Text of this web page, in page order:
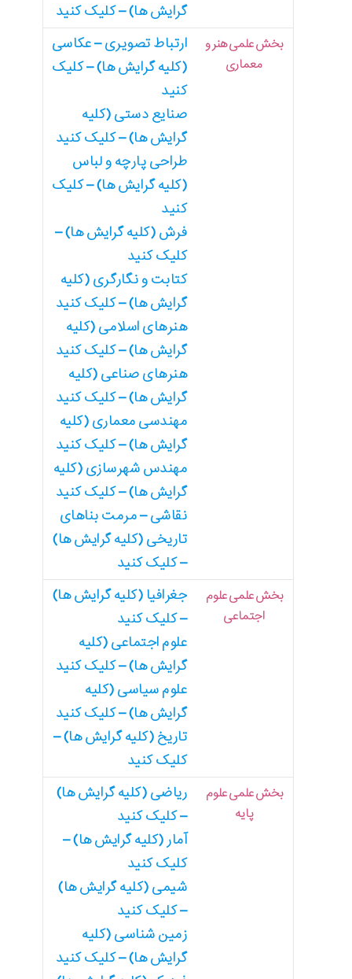
گرایش ها) – کلیک کنید
بخش علمی هنر و
معماری
ارتباط تصویری – عکاسی
(کلیه گرایش ها) – کلیک
کنید
صنایع دستی (کلیه
گرایش ها) – کلیک کنید
طراحی پارچه و لباس
(کلیه گرایش ها) – کلیک
کنید
فرش (کلیه گرایش ها) –
کلیک کنید
کتابت و نگارگری (کلیه
گرایش ها) – کلیک کنید
هنرهای اسلامی (کلیه
گرایش ها) – کلیک کنید
هنرهای صناعی (کلیه
گرایش ها) – کلیک کنید
مهندسی معماری (کلیه
گرایش ها) – کلیک کنید
مهندس شهرسازی (کلیه
گرایش ها) – کلیک کنید
نقاشی – مرمت بناهای
تاریخی (کلیه گرایش ها)
– کلیک کنید
بخش علمی علوم
اجتماعی
جغرافیا (کلیه گرایش ها)
– کلیک کنید
علوم اجتماعی (کلیه
گرایش ها) – کلیک کنید
علوم سیاسی (کلیه
گرایش ها) – کلیک کنید
تاریخ (کلیه گرایش ها) –
کلیک کنید
بخش علمی علوم
پایه
ریاضی (کلیه گرایش ها)
– کلیک کنید
آمار (کلیه گرایش ها) –
کلیک کنید
شیمی (کلیه گرایش ها)
– کلیک کنید
زمین شناسی (کلیه
گرایش ها) – کلیک کنید